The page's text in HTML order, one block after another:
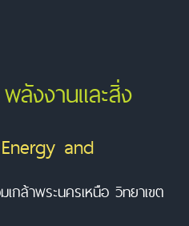
งงานและสิ่ง
and
เกล้าพระนครเหนือ วิทยาเขต